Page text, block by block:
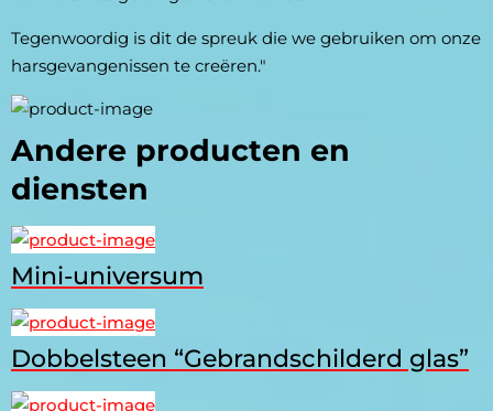
Tegenwoordig is dit de spreuk die we gebruiken om onze
harsgevangenissen te creëren."
Andere producten en
diensten
Mini-universum
Dobbelsteen “Gebrandschilderd glas”